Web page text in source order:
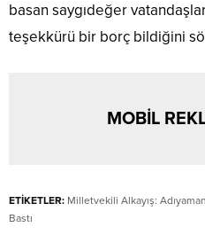
basan saygıdeğer
teşekkürü bir borç bildiğini
MOBİL
ETİKETLER: Milletvekili Alkayış: Adıyaman
Bastı